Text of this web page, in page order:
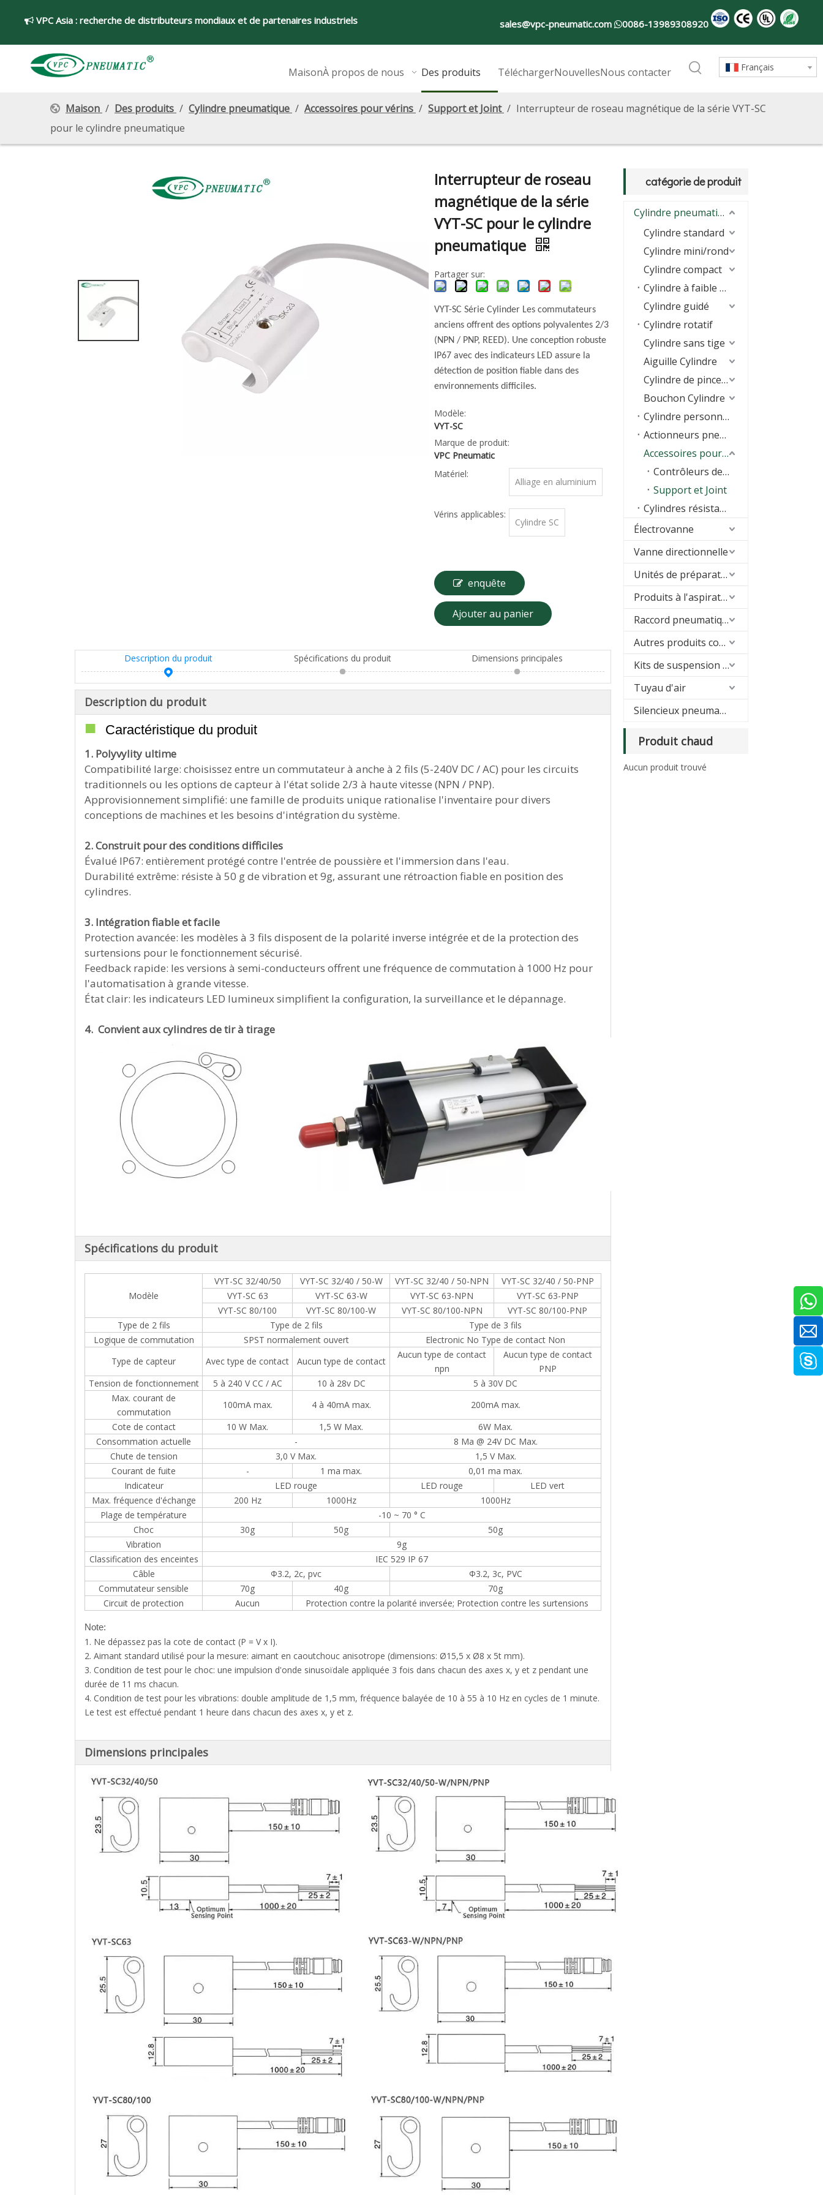
 VPC Asia : recherche de distributeurs mondiaux et de partenaires industriels sales@vpc-pneumatic.com 0086-13989308920
MaisonÀ propos de nous Des produits TéléchargerNouvellesNous contacter Français
Maison / Des produits / Cylindre pneumatique / Accessoires pour vérins / Support et Joint / Interrupteur de roseau magnétique de la série VYT-SC
pour le cylindre pneumatique
Interrupteur de roseau
magnétique de la série
VYT-SC pour le cylindre
pneumatique
Partager sur:
VYT-SC Série Cylinder Les commutateurs
anciens offrent des options polyvalentes 2/3
(NPN / PNP, REED). Une conception robuste
IP67 avec des indicateurs LED assure la
détection de position fiable dans des
environnements difficiles.
Modèle:
VYT-SC
Marque de produit:
VPC Pneumatic
Matériel:
Alliage en aluminium
Vérins applicables:
Cylindre SC
enquête
Ajouter au panier
Description du produit Spécifications du produit Dimensions principales
Description du produit
■ Caractéristique du produit
1. Polyvylity ultime
Compatibilité large: choisissez entre un commutateur à anche à 2 fils (5-240V DC / AC) pour les circuits
traditionnels ou les options de capteur à l'état solide 2/3 à haute vitesse (NPN / PNP).
Approvisionnement simplifié: une famille de produits unique rationalise l'inventaire pour divers
conceptions de machines et les besoins d'intégration du système.
2. Construit pour des conditions difficiles
Évalué IP67: entièrement protégé contre l'entrée de poussière et l'immersion dans l'eau.
Durabilité extrême: résiste à 50 g de vibration et 9g, assurant une rétroaction fiable en position des
cylindres.
3. Intégration fiable et facile
Protection avancée: les modèles à 3 fils disposent de la polarité inverse intégrée et de la protection des
surtensions pour le fonctionnement sécurisé.
Feedback rapide: les versions à semi-conducteurs offrent une fréquence de commutation à 1000 Hz pour
l'automatisation à grande vitesse.
État clair: les indicateurs LED lumineux simplifient la configuration, la surveillance et le dépannage.
4. Convient aux cylindres de tir à tirage
Spécifications du produit
Modèle
VYT-SC 32/40/50 VYT-SC 32/40 / 50-W VYT-SC 32/40 / 50-NPN
VYT-SC 32/40 / 50-PNP
VYT-SC 63
VYT-SC 63-W VYT-SC 63-NPN
VYT-SC 63-PNP
VYT-SC 80/100
VYT-SC 80/100-W VYT-SC 80/100-NPN
VYT-SC 80/100-PNP
Type de 2 fils
Type de 2 fils
Type de 3 fils
Logique de commutation
SPST normalement ouvert
Electronic No Type de contact Non
Type de capteur
Avec type de contact Aucun type de contact
Aucun type de contact
npn
Aucun type de contact
PNP
Tension de fonctionnement
5 à 240 V CC / AC 10 à 28v DC
5 à 30V DC
Max. courant de
commutation
100mA max. 4 à 40mA max.
200mA max.
Cote de contact
10 W Max. 1,5 W Max.
6W Max.
Consommation actuelle
-
8 Ma @ 24V DC Max.
Chute de tension
3,0 V Max.
1,5 V Max.
Courant de fuite
- 1 ma max.
0,01 ma max.
Indicateur
LED rouge LED rouge
LED vert
Max. fréquence d'échange
200 Hz 1000Hz
1000Hz
Plage de température
-10 ~ 70 ° C
Choc
30g 50g
50g
Vibration
9g
Classification des enceintes
IEC 529 IP 67
Câble
Φ3.2, 2c, pvc
Φ3.2, 3c, PVC
Commutateur sensible
70g 40g
70g
Circuit de protection
Aucun Protection contre la polarité inversée; Protection contre les surtensions
Note:
1. Ne dépassez pas la cote de contact (P = V x I).
2. Aimant standard utilisé pour la mesure: aimant en caoutchouc anisotrope (dimensions: Ø15,5 x Ø8 x 5t mm).
3. Condition de test pour le choc: une impulsion d'onde sinusoïdale appliquée 3 fois dans chacun des axes x, y et z pendant une
durée de 11 ms chacun.
4. Condition de test pour les vibrations: double amplitude de 1,5 mm, fréquence balayée de 10 à 55 à 10 Hz en cycles de 1 minute.
Le test est effectué pendant 1 heure dans chacun des axes x, y et z.
Dimensions principales
catégorie de produit
Cylindre pneumatique
Cylindre standard
Cylindre mini/rond
Cylindre compact
Cylindre à faible frottement
Cylindre guidé
Cylindre rotatif
Cylindre sans tige
Aiguille Cylindre
Cylindre de pince à air
Bouchon Cylindre
Cylindre personnalisé spécial
Actionneurs pneumatiques
Accessoires pour vérins
Contrôleurs de vitesse
Support et Joint
Cylindres résistants aux basses températures
Électrovanne
Vanne directionnelle
Unités de préparation d'air (FRL)
Produits à l'aspirateur
Raccord pneumatique
Autres produits connexes
Kits de suspension pneumatique
Tuyau d'air
Silencieux pneumatique
Produit chaud
Aucun produit trouvé